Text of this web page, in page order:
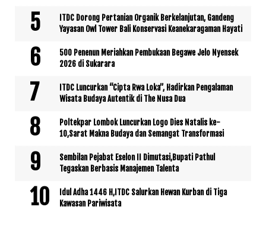
ITDC Dorong Pertanian Organik Berkelanjutan, Gandeng
Yayasan Owl Tower Bali Konservasi Keanekaragaman Hayati
500 Penenun Meriahkan Pembukaan Begawe Jelo Nyensek
2026 di Sukarara
ITDC Luncurkan “Cipta Rwa Loka”, Hadirkan Pengalaman
Wisata Budaya Autentik di The Nusa Dua
Poltekpar Lombok Luncurkan Logo Dies Natalis ke-
10,Sarat Makna Budaya dan Semangat Transformasi
Sembilan Pejabat Eselon II Dimutasi,Bupati Pathul
Tegaskan Berbasis Manajemen Talenta
Idul Adha 1446 H,ITDC Salurkan Hewan Kurban di Tiga
Kawasan Pariwisata